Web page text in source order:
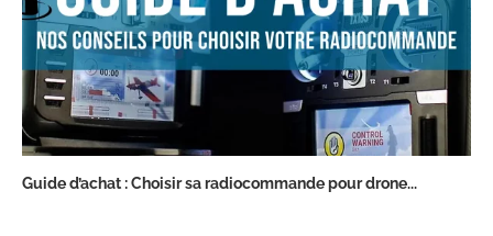
Guide d’achat : Choisir sa radiocommande pour drone...